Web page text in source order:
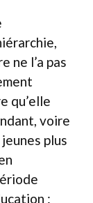
ne l’a pas
qu’elle
voire
plus
: